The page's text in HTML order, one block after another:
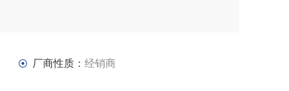
厂商性质： 经销商